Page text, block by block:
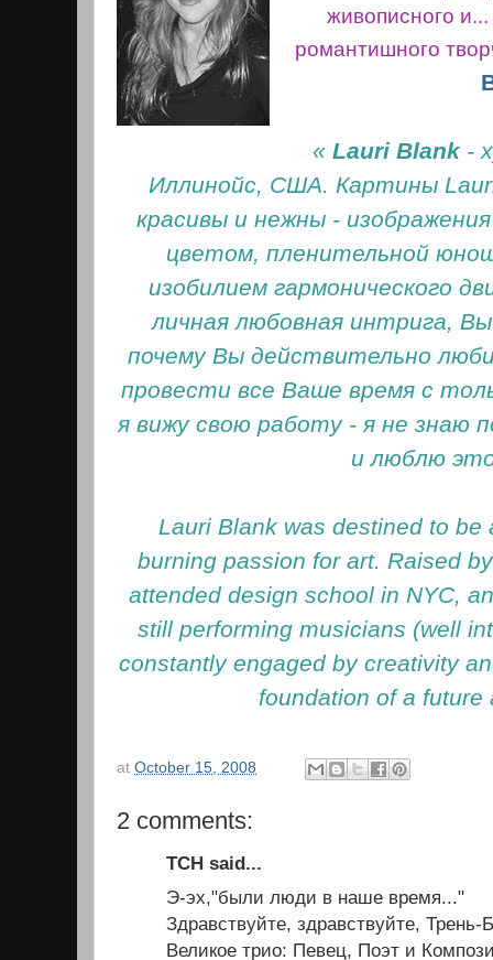
живописного и...
романтишного
« Lauri Blank -
Иллинойс, США. Картины
красивы и нежны -
цветом, пленительной
изобилием гармонического
личная любовная интрига,
почему Вы действительно
провести все Ваше время с
я вижу свою работу - я не знаю
и люблю
Lauri Blank was destined to be
burning passion for art. Raised
attended design school in NYC,
still performing musicians (well
constantly engaged by creativity
foundation of a future
at October 15, 2008
2 comments:
ТСН said...
Э-эх,"были люди в наше время..."
Здравствуйте, здравствуйте, Трень-
Великое трио: Певец, Поэт и